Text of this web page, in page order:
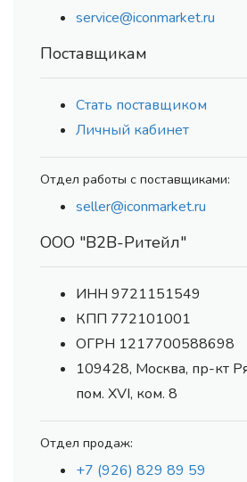
service@iconmarket.ru
Поставщикам
Стать поставщиком
Личный кабинет
Отдел работы с поставщиками:
seller@iconmarket.ru
ООО "В2В-Ритейл"
ИНН 9721151549
КПП 772101001
ОГРН 1217700588698
109428, Москва, пр-кт
пом. XVI, ком. 8
Отдел продаж:
+7 (926) 829 89 59